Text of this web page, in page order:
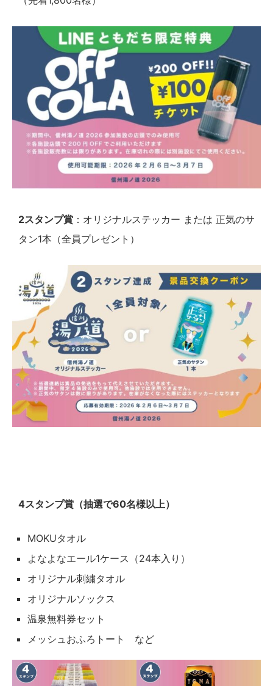
2スタンプ賞 ：オリジナルステッカー または 正気のサ
タン1本（全員プレゼント）
4スタンプ賞（抽選で60名様以上）
MOKUタオル
よなよなエール1ケース（24本入り）
オリジナル刺繍タオル
オリジナルソックス
温泉無料券セット
メッシュおふろトート など